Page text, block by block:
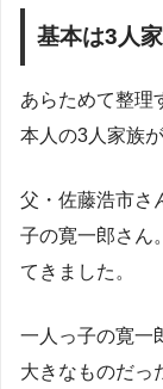
基本は3人
あらためて整理
本人の3人家族
父・佐藤浩市さ
子の寛一郎さん
てきました。
一人っ子の寛一
大きなものだっ